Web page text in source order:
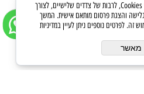
לידיעתך, באתרנו נעשה שימוש בקבצי Cookies, לרבות של צדדים שלישיים, לצורך
והצגת פרסום מותאם אישית. המשך
לפרטים נוספים ניתן לעיין במדיניות
מאשר